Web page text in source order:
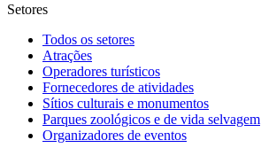
Setores
Todos os setores
Atrações
Operadores turísticos
Fornecedores de atividades
Sítios culturais e monumentos
Parques zoológicos e de vida selvagem
Organizadores de eventos